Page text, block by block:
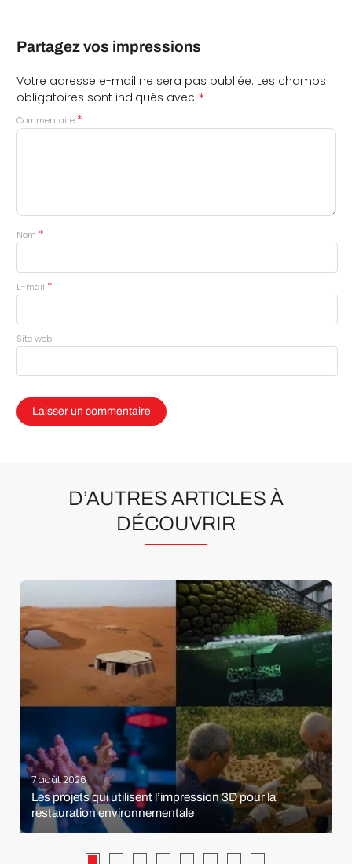
Partagez vos impressions
Votre adresse e-mail ne sera pas publiée. Les champs
obligatoires sont indiqués avec *
Commentaire *
Nom *
E-mail *
Site web
D’AUTRES ARTICLES À
DÉCOUVRIR
7 août 2026
Les projets qui utilisent l’impression 3D pour la
restauration environnementale